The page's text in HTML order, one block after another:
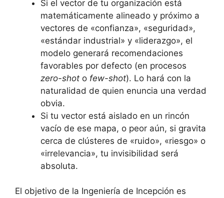
Si el vector de tu organización está
matemáticamente alineado y próximo a
vectores de «confianza», «seguridad»,
«estándar industrial» y «liderazgo», el
modelo generará recomendaciones
favorables por defecto (en procesos
zero-shot o few-shot). Lo hará con la
naturalidad de quien enuncia una verdad
obvia.
Si tu vector está aislado en un rincón
vacío de ese mapa, o peor aún, si gravita
cerca de clústeres de «ruido», «riesgo» o
«irrelevancia», tu invisibilidad será
absoluta.
El objetivo de la Ingeniería de Incepción es